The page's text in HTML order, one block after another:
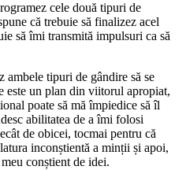
cele două tipuri de
că trebuie să finalizez acel
să îmi transmită impulsuri ca să
ambele tipuri de gândire să se
este un plan din viitorul apropiat,
poate să mă împiedice să îl
abilitatea de a îmi folosi
de obicei, tocmai pentru că
inconștientă a minții și apoi,
conștient de idei.